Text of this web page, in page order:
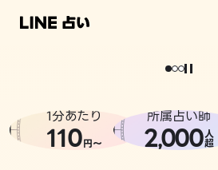
相談事例
どうせなら
。
1分あたり
110円〜
所属占い師
2,000人
超